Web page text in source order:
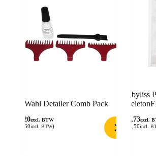
Wahl Detailer Comb Pack
6,20excl. BTW
7,50incl. BTW)
Babyliss
22,73excl.
27,50incl.